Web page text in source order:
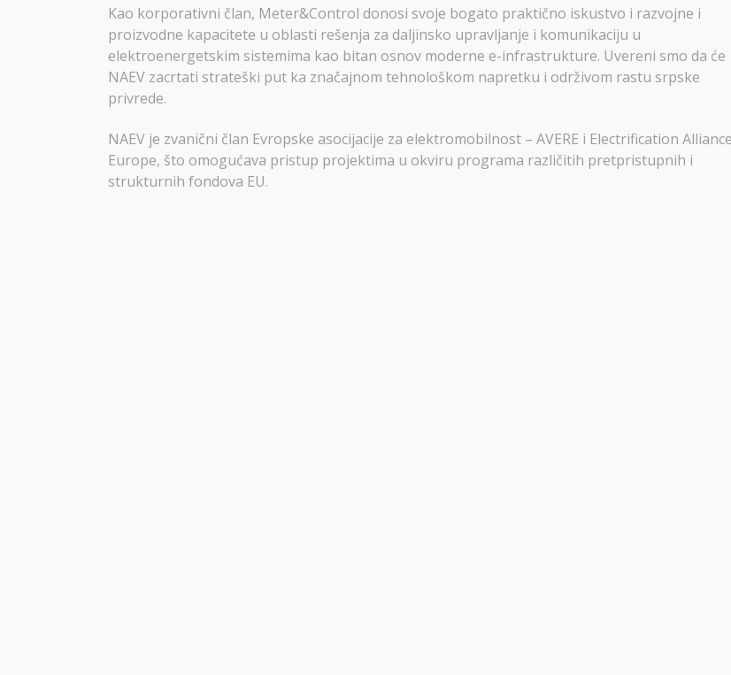
Kao korporativni član, Meter&Control donosi svoje bogato praktično iskustvo i razvojne i
proizvodne kapacitete u oblasti rešenja za daljinsko upravljanje i komunikaciju u
elektroenergetskim sistemima kao bitan osnov moderne e-infrastrukture. Uvereni smo da će
NAEV zacrtati strateški put ka značajnom tehnološkom napretku i održivom rastu srpske
privrede.
NAEV je zvanični član Evropske asocijacije za elektromobilnost – AVERE i Electrification Alliance
Europe, što omogućava pristup projektima u okviru programa različitih pretpristupnih i
strukturnih fondova EU.